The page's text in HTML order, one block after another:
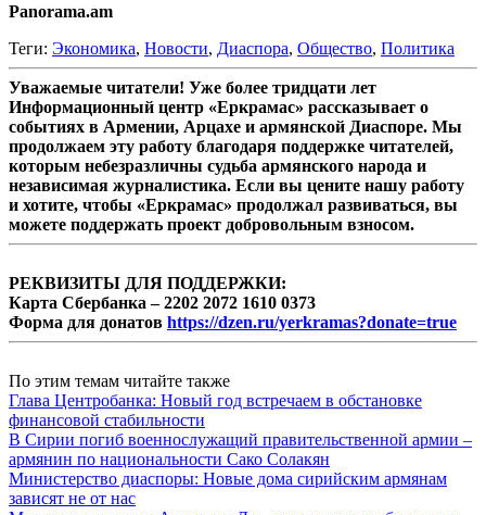
Panorama.am
Теги: Экономика, Новости, Диаспора, Общество, Политика
Уважаемые читатели! Уже более тридцати лет
Информационный центр «Еркрамас» рассказывает о
событиях в Армении, Арцахе и армянской Диаспоре. Мы
продолжаем эту работу благодаря поддержке читателей,
которым небезразличны судьба армянского народа и
независимая журналистика. Если вы цените нашу работу
и хотите, чтобы «Еркрамас» продолжал развиваться, вы
можете поддержать проект добровольным взносом.
РЕКВИЗИТЫ ДЛЯ ПОДДЕРЖКИ:
Карта Сбербанка – 2202 2072 1610 0373
Форма для донатов https://dzen.ru/yerkramas?donate=true
По этим темам читайте также
Глава Центробанка: Новый год встречаем в обстановке
финансовой стабильности
В Сирии погиб военнослужащий правительственной армии –
армянин по национальности Сако Солакян
Министерство диаспоры: Новые дома сирийским армянам
зависят не от нас